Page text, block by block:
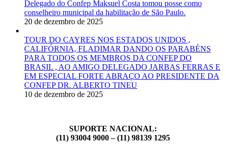
Delegado do Confep Maksuel Costa tomou posse como
conselheiro municipal da habilitação de São Paulo.
20 de dezembro de 2025
TOUR DO CAYRES NOS ESTADOS UNIDOS ,
CALIFÓRNIA, FLADIMAR DANDO OS PARABÉNS
PARA TODOS OS MEMBROS DA CONFEP DO
BRASIL , AO AMIGO DELEGADO JARBAS FERRAS E
EM ESPECIAL FORTE ABRAÇO AO PRESIDENTE DA
CONFEP DR. ALBERTO TINEU
10 de dezembro de 2025
SUPORTE NACIONAL:
(11) 93004 9000 – (11) 98139 1295